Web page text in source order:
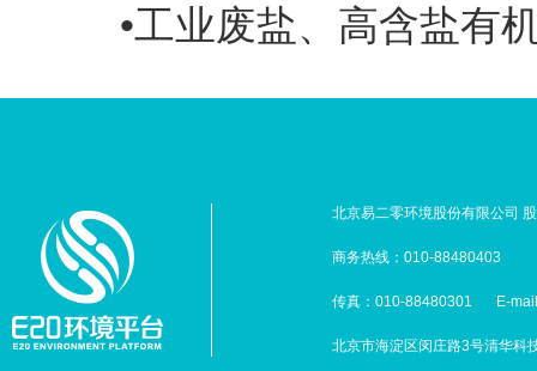
•工业废盐、高含盐有
北京易二零环境股份有限公司
商务热线：010-88480403
传真：010-88480301 E-
北京市海淀区闵庄路3号清华科